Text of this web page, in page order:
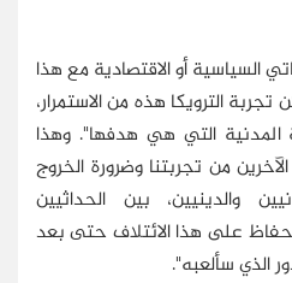
السياسية أو الاقتصادية مع هذا
الترويكا هذه من الاستمرار،
المدنية التي هي هدفها". وهذا
من تجربتنا وضرورة الخروج
والدينيين، بين الحداثيين
على هذا الائتلاف حتى بعد
الذي سألعبه".